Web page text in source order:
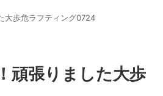
大歩危ラフティング0724
頑張りました大歩